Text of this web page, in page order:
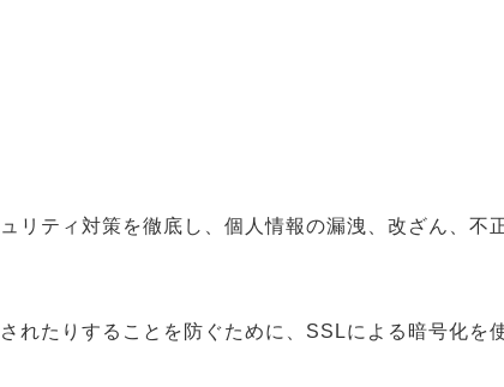
リティ対策を徹底し、個人情報の漏洩、改ざん、
れたりすることを防ぐために、SSLによる暗号化を